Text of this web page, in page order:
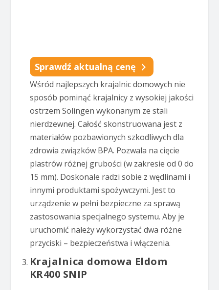
Sprawdź aktualną cenę
Wśród najlepszych krajalnic domowych nie
sposób pominąć krajalnicy z wysokiej jakości
ostrzem Solingen wykonanym ze stali
nierdzewnej. Całość skonstruowana jest z
materiałów pozbawionych szkodliwych dla
zdrowia związków BPA. Pozwala na cięcie
plastrów różnej grubości (w zakresie od 0 do
15 mm). Doskonale radzi sobie z wędlinami i
innymi produktami spożywczymi. Jest to
urządzenie w pełni bezpieczne za sprawą
zastosowania specjalnego systemu. Aby je
uruchomić należy wykorzystać dwa różne
przyciski – bezpieczeństwa i włączenia.
Krajalnica domowa Eldom
KR400 SNIP